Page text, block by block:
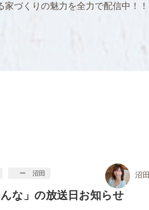
家づくりの魅力を全力で配信中！！
ー 沼田 沼田
な」の放送日お知らせ